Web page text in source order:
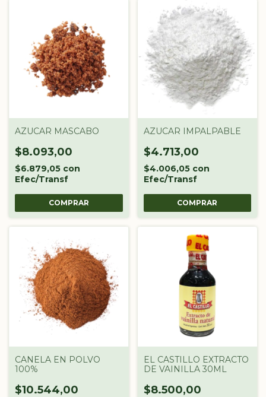
AZUCAR MASCABO
$8.093,00
$6.879,05 con
Efec/Transf
COMPRAR
AZUCAR IMPALPABLE
$4.713,00
$4.006,05 con
Efec/Transf
COMPRAR
CANELA EN POLVO
100%
$10.544,00
EL CASTILLO EXTRACTO
DE VAINILLA 30ML
$8.500,00